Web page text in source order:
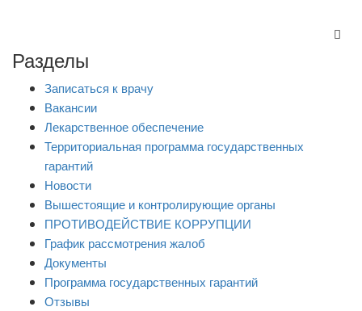
Разделы
Записаться к врачу
Вакансии
Лекарственное обеспечение
Территориальная программа государственных
гарантий
Новости
Вышестоящие и контролирующие органы
ПРОТИВОДЕЙСТВИЕ КОРРУПЦИИ
График рассмотрения жалоб
Документы
Программа государственных гарантий
Отзывы